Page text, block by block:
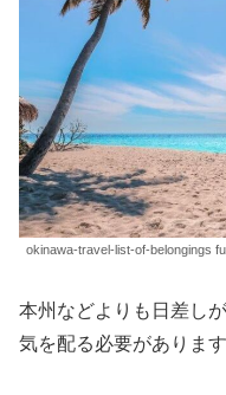
okinawa-travel-list-of-belongings
本州などよりも日差し
気を配る必要があります